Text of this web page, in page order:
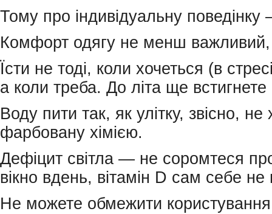
Тому про індивідуальну поведінку
Комфорт одягу не менш важливий,
Їсти не тоді, коли хочеться (в
а коли треба. До літа ще встигнете
Воду пити так, як улітку, звісно,
фарбовану хімією.
Дефіцит світла — не соромтеся
вікно вдень, вітамін D сам себе не
Не можете обмежити